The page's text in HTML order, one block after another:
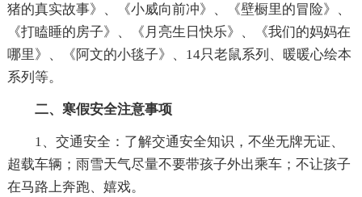
猪的真实故事》、《小威向前冲》、《壁橱里的冒险》、
《打瞌睡的房子》、《月亮生日快乐》、《我们的妈妈在
哪里》、《阿文的小毯子》、14只老鼠系列、暖暖心绘本
系列等。
二、寒假安全注意事项
1、交通安全：了解交通安全知识，不坐无牌无证、
超载车辆；雨雪天气尽量不要带孩子外出乘车；不让孩子
在马路上奔跑、嬉戏。